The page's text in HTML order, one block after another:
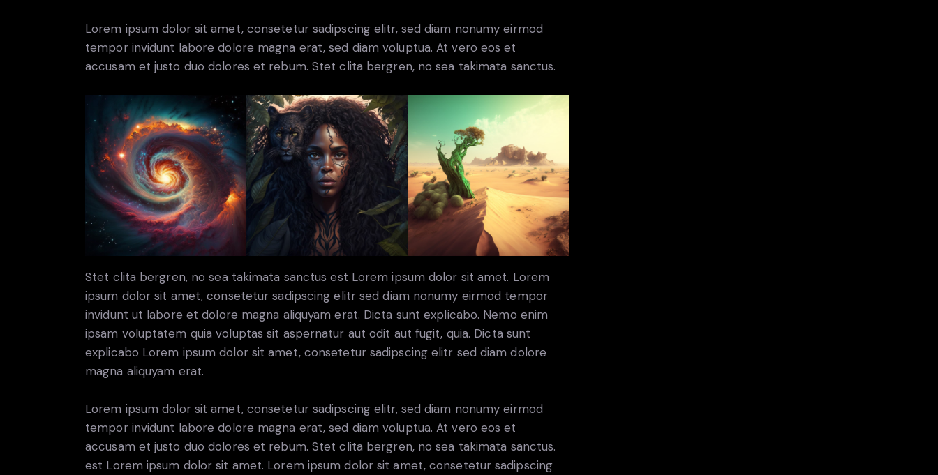
Lorem ipsum dolor sit amet, consetetur sadipscing elitr, sed diam nonumy eirmod
tempor invidunt labore dolore magna erat, sed diam voluptua. At vero eos et
accusam et justo duo dolores et rebum. Stet clita bergren, no sea takimata sanctus.
Stet clita bergren, no sea takimata sanctus est Lorem ipsum dolor sit amet. Lorem
ipsum dolor sit amet, consetetur sadipscing elitr sed diam nonumy eirmod tempor
invidunt ut labore et dolore magna aliquyam erat. Dicta sunt explicabo. Nemo enim
ipsam voluptatem quia voluptas sit aspernatur aut odit aut fugit, quia. Dicta sunt
explicabo Lorem ipsum dolor sit amet, consetetur sadipscing elitr sed diam dolore
magna aliquyam erat.
Lorem ipsum dolor sit amet, consetetur sadipscing elitr, sed diam nonumy eirmod
tempor invidunt labore dolore magna erat, sed diam voluptua. At vero eos et
accusam et justo duo dolores et rebum. Stet clita bergren, no sea takimata sanctus.
est Lorem ipsum dolor sit amet. Lorem ipsum dolor sit amet, consetetur sadipscing